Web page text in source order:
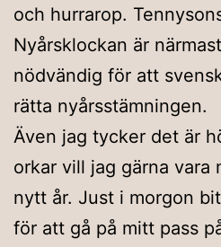
och hurrarop.
Nyårsklockan är
nödvändig för att
rätta nyårsstämningen.
Även jag tycker det är
orkar vill jag gärna vara
nytt år. Just i morgon
för att gå på mitt pass